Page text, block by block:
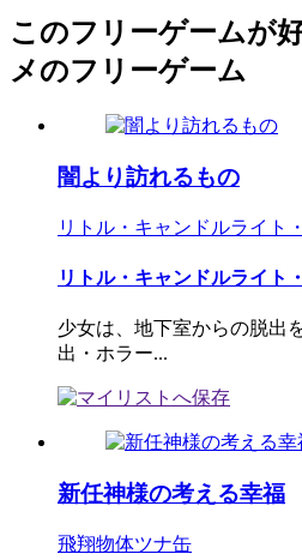
このフリーゲームが
メのフリーゲーム
闇より訪れるもの
リトル・キャンドルライト
リトル・キャンドルライト
少女は、地下室からの脱出
出・ホラー...
新任神様の考える幸福
飛翔物体ツナ缶